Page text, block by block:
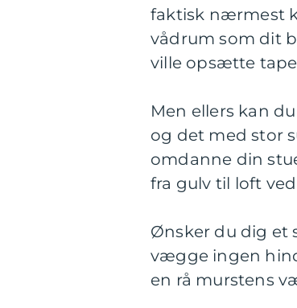
faktisk nærmest
vådrum som dit
ville opsætte
Men ellers kan
og det med stor
omdanne din
fra gulv til loft
Ønsker du dig et
vægge ingen
en rå murstens